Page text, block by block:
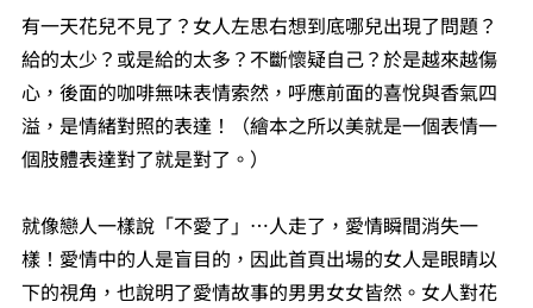
有一天花兒不見了？女人左思右想到底哪兒出現了問題？
給的太少？或是給的太多？不斷懷疑自己？於是越來越傷
心，後面的咖啡無味表情索然，呼應前面的喜悅與香氣四
溢，是情緒對照的表達！（繪本之所以美就是一個表情一
個肢體表達對了就是對了。）
就像戀人一樣說「不愛了」⋯人走了，愛情瞬間消失一
樣！愛情中的人是盲目的，因此首頁出場的女人是眼睛以
下的視角，也說明了愛情故事的男男女女皆然。女人對花